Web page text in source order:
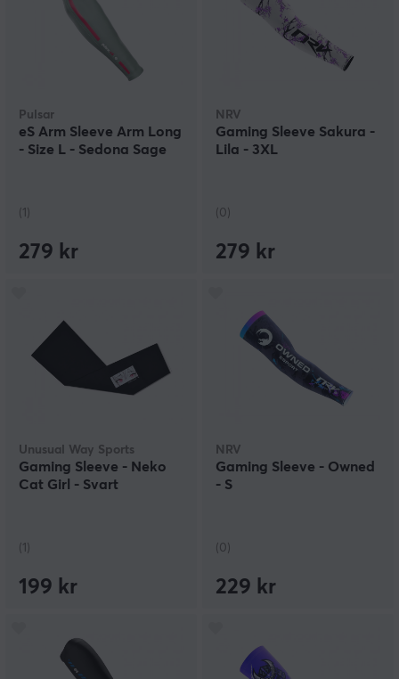
Pulsar
eS Arm Sleeve Arm Long
- Size L - Sedona Sage
(1)
279 kr
NRV
Gaming Sleeve Sakura -
Lila - 3XL
(0)
279 kr
Unusual Way Sports
Gaming Sleeve - Neko
Cat Girl - Svart
(1)
199 kr
NRV
Gaming Sleeve - Owned
- S
(0)
229 kr